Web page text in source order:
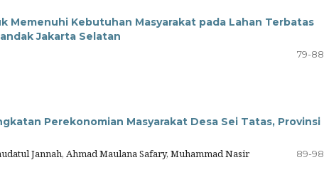
Memenuhi Kebutuhan Masyarakat pada Lahan Terbatas
Jakarta Selatan
79-88
Perekonomian Masyarakat Desa Sei Tatas, Provinsi
Jannah, Ahmad Maulana Safary, Muhammad Nasir
89-98